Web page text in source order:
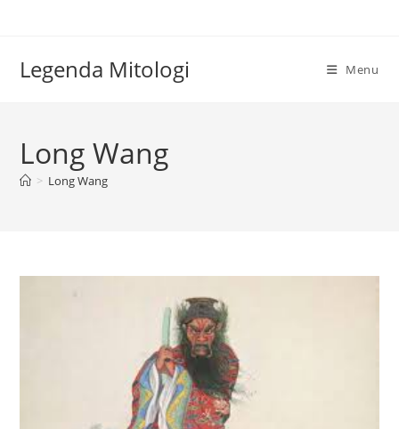
Legenda Mitologi Menu
Long Wang
> Long Wang